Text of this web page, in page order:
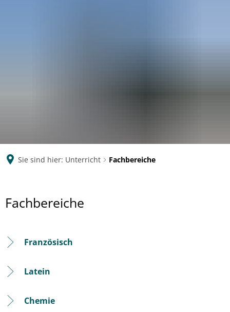
Sie sind hier: Unterricht Fachbereiche
Fachbereiche
Fachbereiche
Französisch
Latein
Chemie